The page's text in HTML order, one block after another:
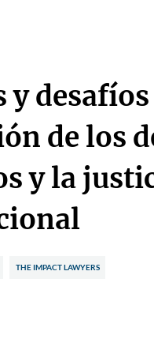
y
de los
y la
THE IMPACT LAWYERS